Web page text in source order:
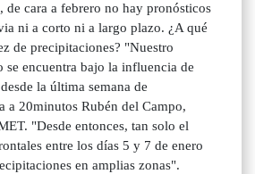
de cara a febrero no hay pronósticos
ni a corto ni a largo plazo. ¿A qué
de precipitaciones? "Nuestro
se encuentra bajo la influencia de
la última semana de
a 20minutos Rubén del Campo,
"Desde entonces, tan solo el
entre los días 5 y 7 de enero
en amplias zonas".